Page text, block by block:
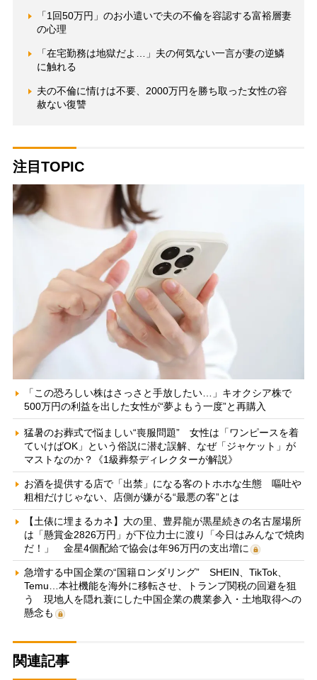
「1回50万円」のお小遣いで夫の不倫を容認する富裕層妻
の心理
「在宅勤務は地獄だよ…」夫の何気ない一言が妻の逆鱗
に触れる
夫の不倫に情けは不要、2000万円を勝ち取った女性の容
赦ない復讐
注目TOPIC
「この恐ろしい株はさっさと手放したい…」キオクシア株で
500万円の利益を出した女性が“夢よもう一度”と再購入
猛暑のお葬式で悩ましい“喪服問題” 女性は「ワンピースを着
ていけばOK」という俗説に潜む誤解、なぜ「ジャケット」が
マストなのか？《1級葬祭ディレクターが解説》
お酒を提供する店で「出禁」になる客のトホホな生態 嘔吐や
粗相だけじゃない、店側が嫌がる“最悪の客”とは
【土俵に埋まるカネ】大の里、豊昇龍が黒星続きの名古屋場所
は「懸賞金2826万円」が下位力士に渡り「今日はみんなで焼肉
だ！」 金星4個配給で協会は年96万円の支出増に
急増する中国企業の“国籍ロンダリング” SHEIN、TikTok、
Temu…本社機能を海外に移転させ、トランプ関税の回避を狙
う 現地人を隠れ蓑にした中国企業の農業参入・土地取得への
懸念も
関連記事